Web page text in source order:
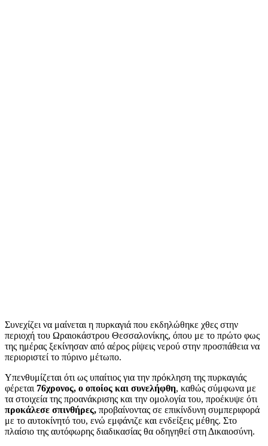
Συνεχίζει να μαίνεται η πυρκαγιά που εκδηλώθηκε χθες στην
περιοχή του Ωραιοκάστρου Θεσσαλονίκης, όπου με το πρώτο φως
της ημέρας ξεκίνησαν από αέρος ρίψεις νερού στην προσπάθεια να
περιοριστεί το πύρινο μέτωπο.
Υπενθυμίζεται ότι ως υπαίτιος για την πρόκληση της πυρκαγιάς
φέρεται 76χρονος, ο οποίος και συνελήφθη, καθώς σύμφωνα με
τα στοιχεία της προανάκρισης και την ομολογία του, προέκυψε ότι
προκάλεσε σπινθήρες, προβαίνοντας σε επικίνδυνη συμπεριφορά
με το αυτοκίνητό του, ενώ εμφάνιζε και ενδείξεις μέθης. Στο
πλαίσιο της αυτόφωρης διαδικασίας θα οδηγηθεί στη Δικαιοσύνη.